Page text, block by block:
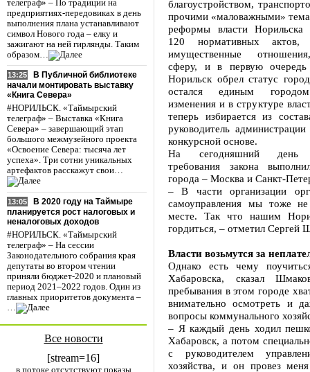
телеграф» – По традиции на
предприятиях-передовиках в день
выполнения плана устанавливают
символ Нового года – елку и
зажигают на ней гирлянды. Таким
образом…
13:25
В Публичной библиотеке
начали монтировать выставку
«Книга Севера»
#НОРИЛЬСК. «Таймырский
телеграф» – Выставка «Книга
Севера» – завершающий этап
большого межмузейного проекта
«Освоение Севера: тысяча лет
успеха». Три сотни уникальных
артефактов расскажут свои…
13:05
В 2020 году на Таймыре
планируется рост налоговых и
неналоговых доходов
#НОРИЛЬСК. «Таймырский
телеграф» – На сессии
Законодательного собрания края
депутаты во втором чтении
приняли бюджет-2020 и плановый
период 2021–2022 годов. Один из
главных приоритетов документа –
…
Все новости
[stream=16]
в потоке отсутствуют показы
благоустройством,
прочими «маловажными»
реформы власти Норильска
120 нормативных актов,
имущественные
сферу, и в первую очередь
Норильск обрел статус
остался единым
изменения и в структуре
теперь избирается из
руководитель
конкурсной основе.
На сегодняшний день
требования закона
города – Москва и Санкт-
– В части организации
самоуправления мы тоже
месте. Так что нашим
гордиться, – отметил Сергей
Власти возьмутся за
Однако есть чему
Хабаровска, сказал
пребывания в этом городе
внимательно осмотреть и
вопросы коммунального
– Я каждый день ходил
Хабаровск, а потом
с руководителем
хозяйства, и он провез